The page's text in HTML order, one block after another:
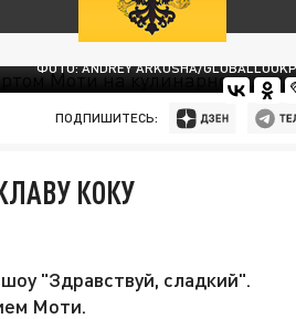
ФОТО: ANDREY ARKUSHA/
ПОДПИШИТЕСЬ:
КОКУ
"Здравствуй, сладкий".
Моти.